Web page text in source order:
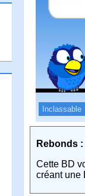
Inclassable
Rebonds :
Cette BD
créant une